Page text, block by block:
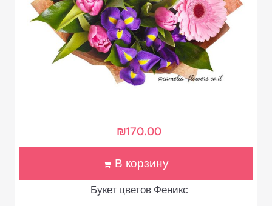
Букет цветов Феникс
₪170.00
В корзину